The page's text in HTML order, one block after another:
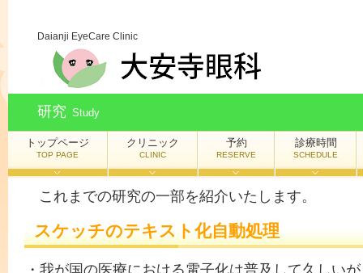
Daianji EyeCare Clinic
研究 Study
これまでの研究の一部を紹介いたします。
スケッチのテキスト化自動処理
・我が国の医療における電子化は普及して久しい
トップページ
TOP PAGE
クリニック
CLINIC
予約
RESERVE
診療時間
SCHEDULE